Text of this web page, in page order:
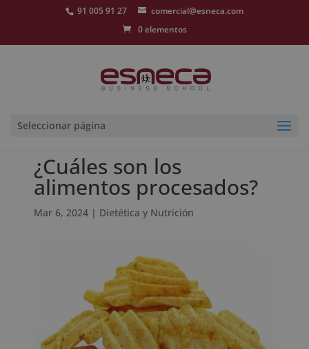
91 005 91 27
comercial@esneca.com
0 elementos
Seleccionar página
¿Cuáles son los
alimentos procesados?
Mar 6, 2024| Dietética y Nutrición